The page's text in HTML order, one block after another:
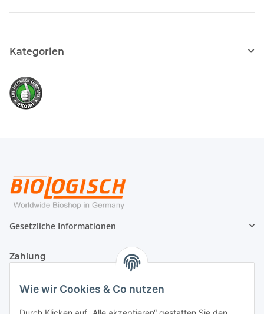
Wie wir Cookies & Co nutzen
Kategorien
Gesetzliche Informationen
Zahlung